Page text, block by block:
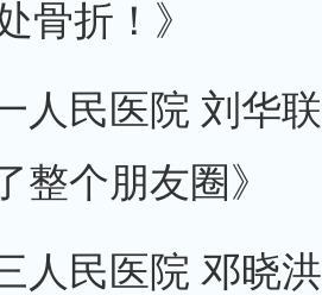
骨折！》
人民医院 刘华
整个朋友圈》
人民医院 邓晓